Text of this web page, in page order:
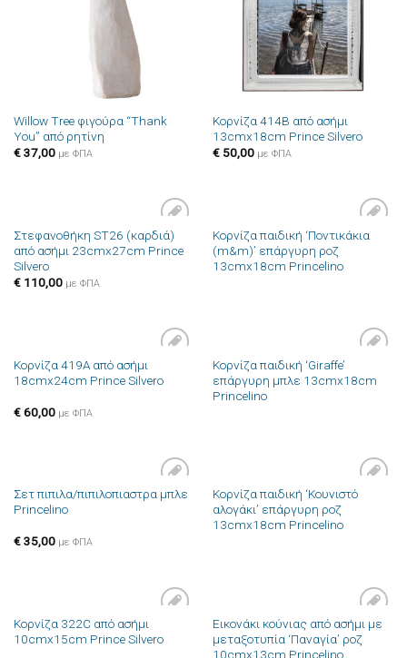
Willow Tree φιγούρα “Thank
You” από ρητίνη
€37,00 με ΦΠΑ
Κορνίζα 414B από ασήμι
13cmx18cm Prince Silvero
€50,00 με ΦΠΑ
Πρόσθήκη
στην λίστα
Στεφανοθήκη ST26 (καρδιά)
από ασήμι 23cmx27cm Prince
Silvero
€110,00 με ΦΠΑ
Πρόσθήκη
στην λίστα
επιθυμιών
Κορνίζα παιδική ‘Ποντικάκια
(m&m)’ επάργυρη ροζ
13cmx18cm Princelino
Πρόσθήκη
στην λίστα
Κορνίζα 419A από ασήμι
18cmx24cm Prince Silvero
€60,00 με ΦΠΑ
Πρόσθήκη
στην λίστα
Κορνίζα παιδική ‘Giraffe’
επάργυρη μπλε 13cmx18cm
Princelino
Πρόσθήκη
Σετ πιπιλα/πιπιλοπιαστρα μπλε
Princelino
€35,00 με ΦΠΑ
Πρόσθήκη
στην λίστα
επιθυμιών
Κορνίζα παιδική ‘Κουνιστό
αλογάκι’ επάργυρη ροζ
13cmx18cm Princelino
Πρόσθήκη
στην λίστα
Κορνίζα 322C από ασήμι
10cmx15cm Prince Silvero
Πρόσθήκη
στην λίστα
επιθυμιών
Εικονάκι κούνιας από ασήμι με
μεταξοτυπία ‘Παναγία’ ροζ
10cmx13cm Princelino